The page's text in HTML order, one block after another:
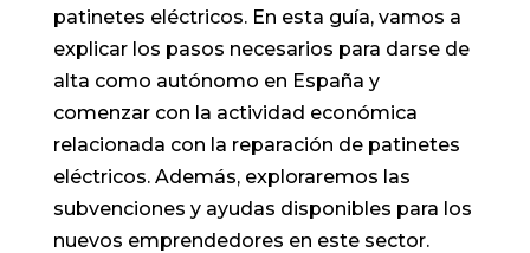
patinetes eléctricos. En esta guía, vamos a
explicar los pasos necesarios para darse de
alta como autónomo en España y
comenzar con la actividad económica
relacionada con la reparación de patinetes
eléctricos. Además, exploraremos las
subvenciones y ayudas disponibles para los
nuevos emprendedores en este sector.